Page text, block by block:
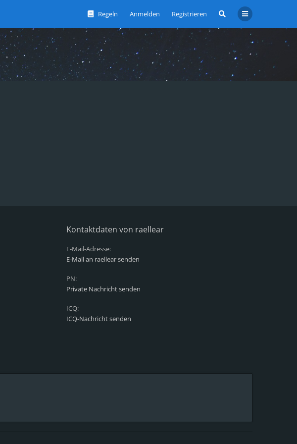
Regeln Anmelden Registrieren
Kontaktdaten von raellear
E-Mail-Adresse:
E-Mail an raellear senden
PN:
Private Nachricht senden
ICQ:
ICQ-Nachricht senden